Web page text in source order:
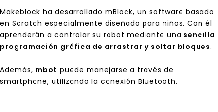
Makeblock ha desarrollado mBlock, un software basado
en Scratch especialmente diseñado para niños. Con él
aprenderán a controlar su robot mediante una sencilla
programación gráfica de arrastrar y soltar bloques.
Además, mbot puede manejarse a través de
smartphone, utilizando la conexión Bluetooth.